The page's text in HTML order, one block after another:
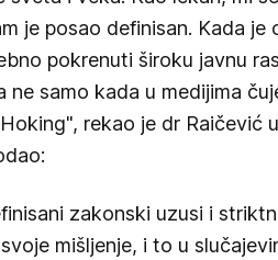
je posao definisan. Kada je
pokrenuti široku javnu
samo kada u medijima
rekao je dr Raičević
zakonski uzusi i
mišljenje, i to u